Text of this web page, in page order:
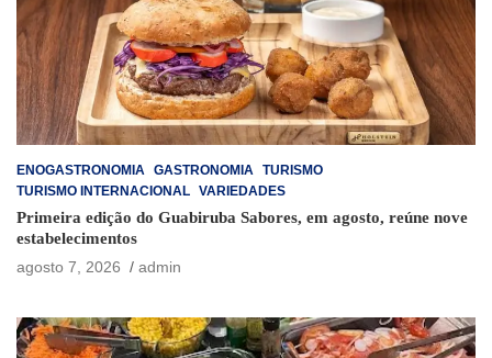
ENOGASTRONOMIA GASTRONOMIA
TURISMO
TURISMO INTERNACIONAL VARIEDADES
Primeira edição do Guabiruba Sabores, em agosto, reúne nove
estabelecimentos
agosto 7, 2026
admin